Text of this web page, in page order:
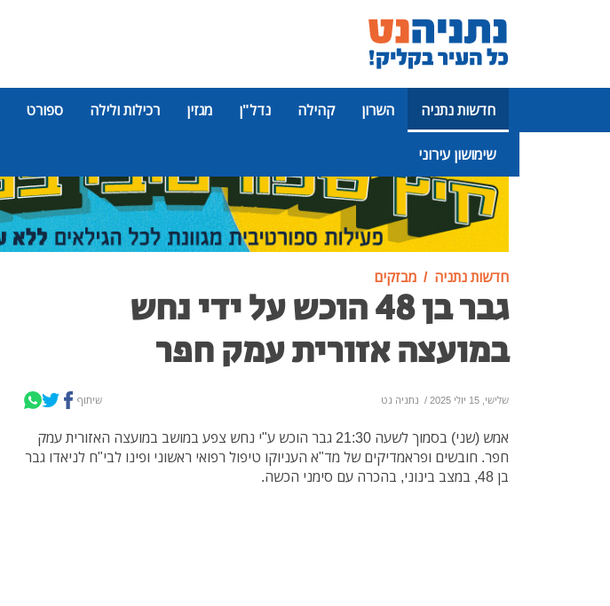
חדשות נתניה השרון קהילה נדל"ן מגזין רכילות ולילה ספורט
שימושון עירוני
פרסומת
חדשות נתניה מבזקים
גבר בן 48 הוכש על ידי נחש
במועצה אזורית עמק חפר
שלישי, 15 יולי 2025 / נתניה נט שיתוף
אמש (שני) בסמוך לשעה 21:30 גבר הוכש ע"י נחש צפע במושב במועצה האזורית עמק
חפר. חובשים ופראמדיקים של מד"א העניוקו טיפול רפואי ראשוני ופינו לבי"ח לניאדו גבר
בן 48, במצב בינוני, בהכרה עם סימני הכשה.